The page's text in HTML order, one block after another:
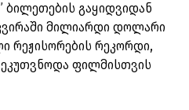
ბილეთების გაყიდვიდან
მილიარდი დოლარი
რეჟისორების რეკორდი,
ფილმისთვის